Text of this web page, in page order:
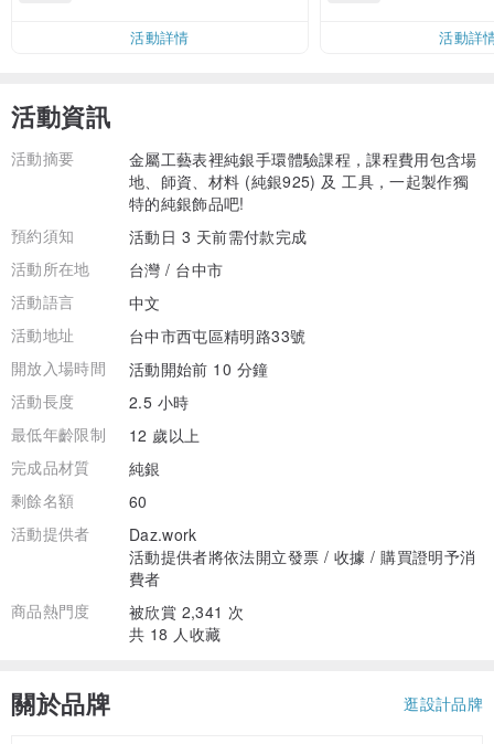
活動詳情
活動詳
活動資訊
活動摘要
金屬工藝表裡純銀手環體驗課程，課程費用包含場
地、師資、材料 (純銀925) 及 工具，一起製作獨
特的純銀飾品吧!
預約須知
活動日 3 天前需付款完成
活動所在地
台灣 / 台中市
活動語言
中文
活動地址
台中市西屯區精明路33號
開放入場時間
活動開始前 10 分鐘
活動長度
2.5 小時
最低年齡限制
12 歲以上
完成品材質
純銀
剩餘名額
60
活動提供者
Daz.work
活動提供者將依法開立發票 / 收據 / 購買證明予消
費者
商品熱門度
被欣賞 2,341 次
共 18 人收藏
關於品牌 逛設計品牌